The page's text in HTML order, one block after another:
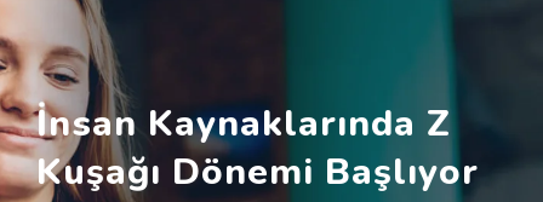
İnsan Kaynaklarında Z
Kuşağı Dönemi Başlıyor